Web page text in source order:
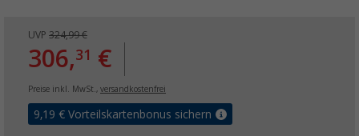
UVP 324,99 €
306,31 €
Preise inkl. MwSt., versandkostenfrei
9,19 € Vorteilskartenbonus sichern